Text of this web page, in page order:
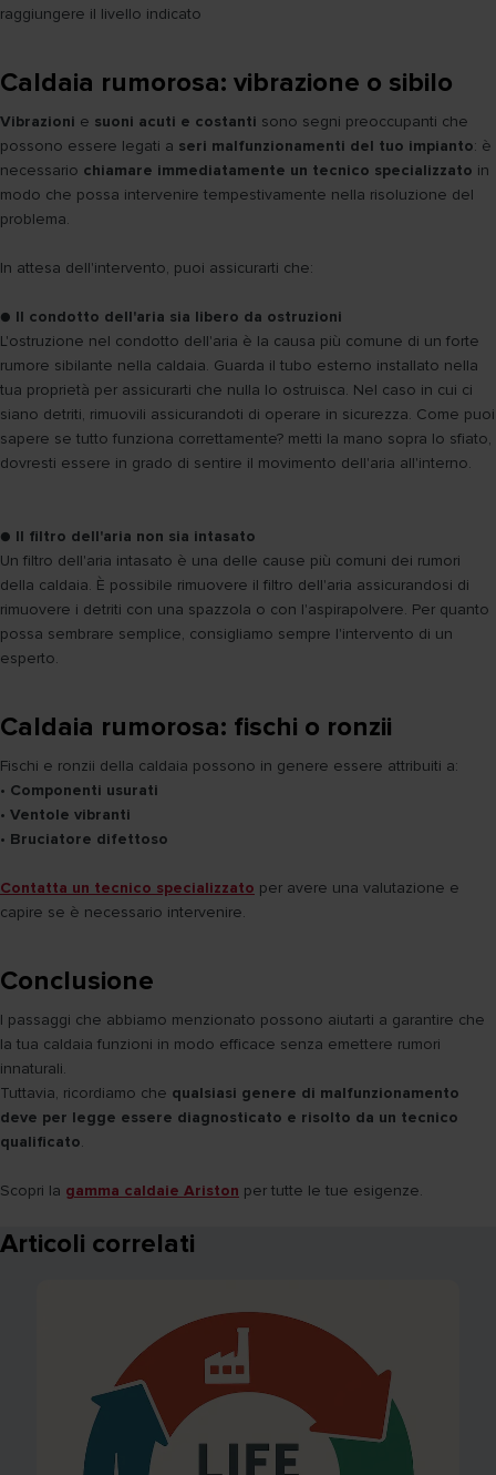
raggiungere il livello indicato
Caldaia rumorosa: vibrazione o sibilo
Vibrazioni e suoni acuti e costanti sono segni preoccupanti che
possono essere legati a seri malfunzionamenti del tuo impianto: è
necessario chiamare immediatamente un tecnico specializzato in
modo che possa intervenire tempestivamente nella risoluzione del
problema.
In attesa dell'intervento, puoi assicurarti che:
● Il condotto dell'aria sia libero da ostruzioni
L'ostruzione nel condotto dell'aria è la causa più comune di un forte
rumore sibilante nella caldaia. Guarda il tubo esterno installato nella
tua proprietà per assicurarti che nulla lo ostruisca. Nel caso in cui ci
siano detriti, rimuovili assicurandoti di operare in sicurezza. Come puoi
sapere se tutto funziona correttamente? metti la mano sopra lo sfiato,
dovresti essere in grado di sentire il movimento dell'aria all'interno.
● Il filtro dell'aria non sia intasato
Un filtro dell'aria intasato è una delle cause più comuni dei rumori
della caldaia. È possibile rimuovere il filtro dell'aria assicurandosi di
rimuovere i detriti con una spazzola o con l'aspirapolvere. Per quanto
possa sembrare semplice, consigliamo sempre l'intervento di un
esperto.
Caldaia rumorosa: fischi o ronzii
Fischi e ronzii della caldaia possono in genere essere attribuiti a:
• Componenti usurati
• Ventole vibranti
• Bruciatore difettoso
Contatta un tecnico specializzato per avere una valutazione e
capire se è necessario intervenire.
Conclusione
I passaggi che abbiamo menzionato possono aiutarti a garantire che
la tua caldaia funzioni in modo efficace senza emettere rumori
innaturali.
Tuttavia, ricordiamo che qualsiasi genere di malfunzionamento
deve per legge essere diagnosticato e risolto da un tecnico
qualificato.
Scopri la gamma caldaie Ariston per tutte le tue esigenze.
Articoli correlati